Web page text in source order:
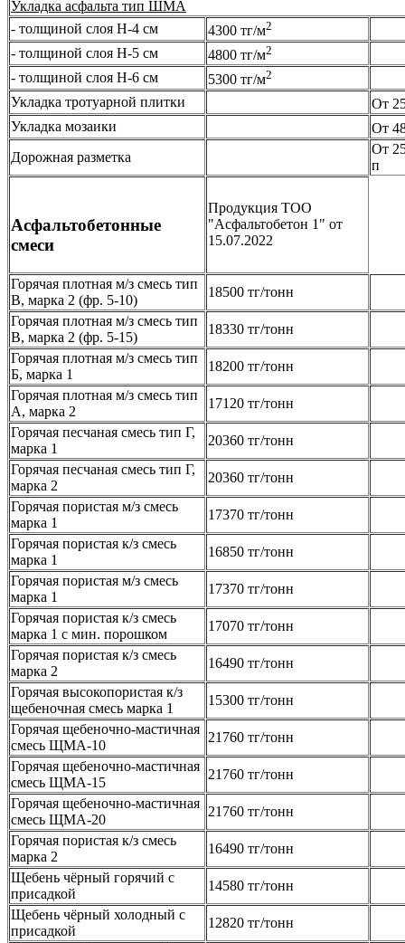
Укладка асфальта тип ШМА
- толщиной слоя Н-4 см
4300 тг/м2
- толщиной слоя Н-5 см 4800 тг/м2
- толщиной слоя Н-6 см 5300 тг/м2
Укладка тротуарной плитки
От
Укладка мозаики
От
Дорожная разметка
От
п
Асфальтобетонные
смеси
Продукция ТОО
"Асфальтобетон 1" от
15.07.2022
Горячая плотная м/з смесь тип
В, марка 2 (фр. 5-10)
18500 тг/тонн
Горячая плотная м/з смесь тип
В, марка 2 (фр. 5-15)
18330 тг/тонн
Горячая плотная м/з смесь тип
Б, марка 1
18200 тг/тонн
Горячая плотная м/з смесь тип
А, марка 2
17120 тг/тонн
Горячая песчаная смесь тип Г,
марка 1
20360 тг/тонн
Горячая песчаная смесь тип Г,
марка 2
20360 тг/тонн
Горячая пористая м/з смесь
марка 1
17370 тг/тонн
Горячая пористая к/з смесь
марка 1
16850 тг/тонн
Горячая пористая м/з смесь
марка 1
17370 тг/тонн
Горячая пористая к/з смесь
марка 1 с мин. порошком
17070 тг/тонн
Горячая пористая к/з смесь
марка 2
16490 тг/тонн
Горячая высокопористая к/з
щебеночная смесь марка 1
15300 тг/тонн
Горячая щебеночно-мастичная
смесь ЩМА-10
21760 тг/тонн
Горячая щебеночно-мастичная
смесь ЩМА-15
21760 тг/тонн
Горячая щебеночно-мастичная
смесь ЩМА-20
21760 тг/тонн
Горячая пористая к/з смесь
марка 2
16490 тг/тонн
Щебень чёрный горячий с
присадкой
14580 тг/тонн
Щебень чёрный холодный с
присадкой
12820 тг/тонн